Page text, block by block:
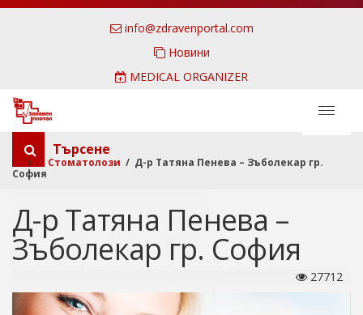
info@zdravenportal.com
Новини
MEDICAL ORGANIZER
Търсене
Стоматолози / Д-р Татяна Пенева – Зъболекар гр.
София
Д-р Татяна Пенева –
Зъболекар гр. София
27712